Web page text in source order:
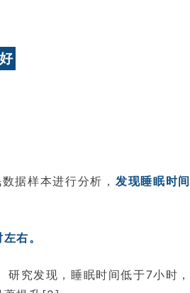
据样本进行分析， 发现睡眠时间
右。
究发现，睡眠时间低于7小时，